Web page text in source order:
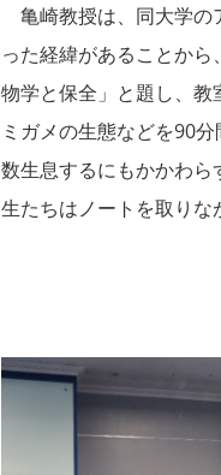
亀崎教授は、同大学の
った経緯があることか
物学と保全」と題し、
ミガメの生態などを90
数生息するにもかかわ
生たちはノートを取りな